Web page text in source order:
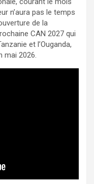
n’aura pas le temps
de la
CAN 2027 qui
et l’Ouganda,
mai 2026.